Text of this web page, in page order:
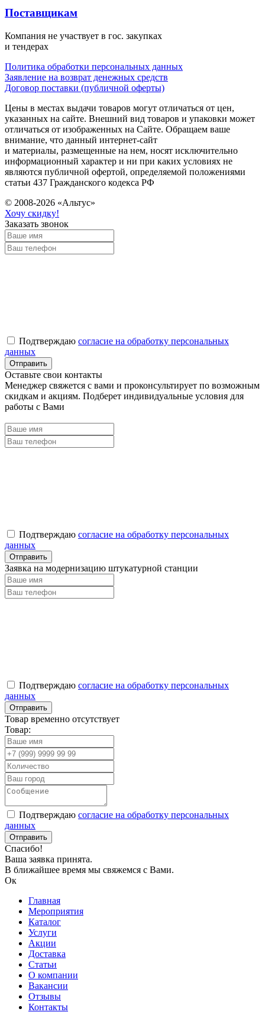
Поставщикам
Компания не участвует в гос. закупках
и тендерах
Политика обработки персональных данных
Заявление на возврат денежных средств
Договор поставки (публичной оферты)
Цены в местах выдачи товаров могут отличаться от цен,
указанных на сайте. Внешний вид товаров и упаковки может
отличаться от изображенных на Сайте. Обращаем ваше
внимание, что данный интернет-сайт
и материалы, размещенные на нем, носят исключительно
информационный характер и ни при каких условиях не
являются публичной офертой, определяемой положениями
статьи 437 Гражданского кодекса РФ
© 2008-2026 «Альтус»
Хочу скидку!
Заказать звонок
Подтверждаю согласие на обработку персональных
данных
Оставьте свои контакты
Менеджер свяжется с вами и проконсультирует по возможным
скидкам и акциям. Подберет индивидуальные условия для
работы с Вами
Подтверждаю согласие на обработку персональных
данных
Заявка на модернизацию штукатурной станции
Подтверждаю согласие на обработку персональных
данных
Товар временно отсутствует
Товар:
Подтверждаю согласие на обработку персональных
данных
Спасибо!
Ваша заявка принята.
В ближайшее время мы свяжемся с Вами.
Ок
Главная
Мероприятия
Каталог
Услуги
Акции
Доставка
Статьи
О компании
Вакансии
Отзывы
Контакты